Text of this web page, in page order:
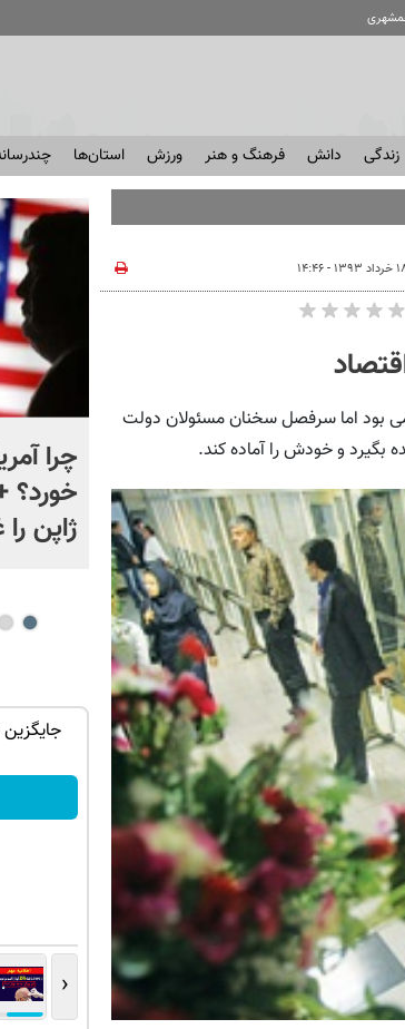
زندگی دانش فرهنگ و هنر ورزش استان‌ها
بود اما سرفصل سخنان مسئولان دولت
بگیرد و خودش را آماده کند.
ماجرای نقشه های جدید در
ایستگاه های مترو چیست؟
چرا
خورد؟
ژاپن
هر کی طلا داره، غم نداره! 😊💎 (خرید طلا با
چند کلیک)
خریدطلا
‹